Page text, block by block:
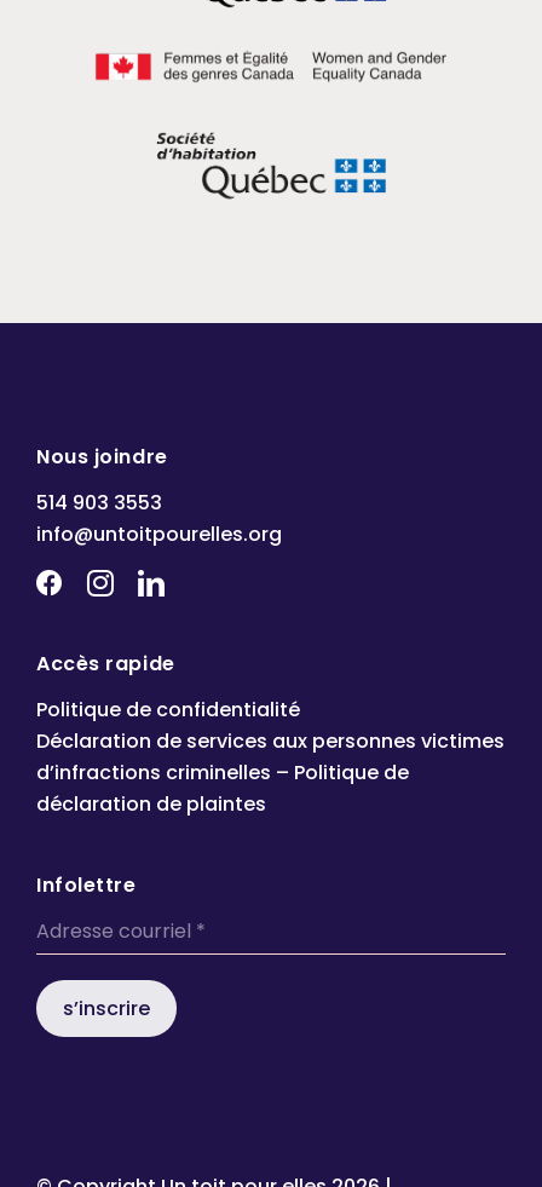
Nous joindre
514 903 3553
info@untoitpourelles.org
Accès rapide
Politique de confidentialité
Déclaration de services aux personnes victimes
d’infractions criminelles – Politique de
déclaration de plaintes
Infolettre
s’inscrire